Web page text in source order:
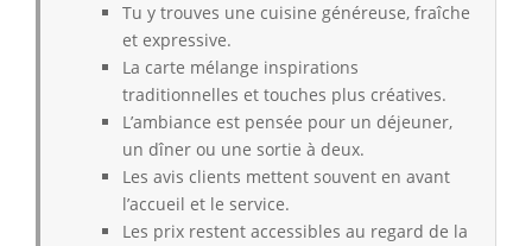
Tu y trouves une cuisine généreuse, fraîche
et expressive.
La carte mélange inspirations
traditionnelles et touches plus créatives.
L’ambiance est pensée pour un déjeuner,
un dîner ou une sortie à deux.
Les avis clients mettent souvent en avant
l’accueil et le service.
Les prix restent accessibles au regard de la